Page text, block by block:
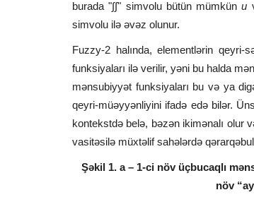
burada "∫∫" simvolu bütün mümkünu
simvolu ilə əvəz olunur.
Fuzzy-2 halında, elementlərin qeyri-
funksiyaları ilə verilir, yəni bu halda
mənsubiyyət funksiyaları bu və ya
qeyri-müəyyənliyini ifadə edə bilər.
kontekstdə belə, bəzən ikimənalı olur
vasitəsilə müxtəlif sahələrdə
Şəkil 1. а – 1-ci növ üçbucaqlı
növ